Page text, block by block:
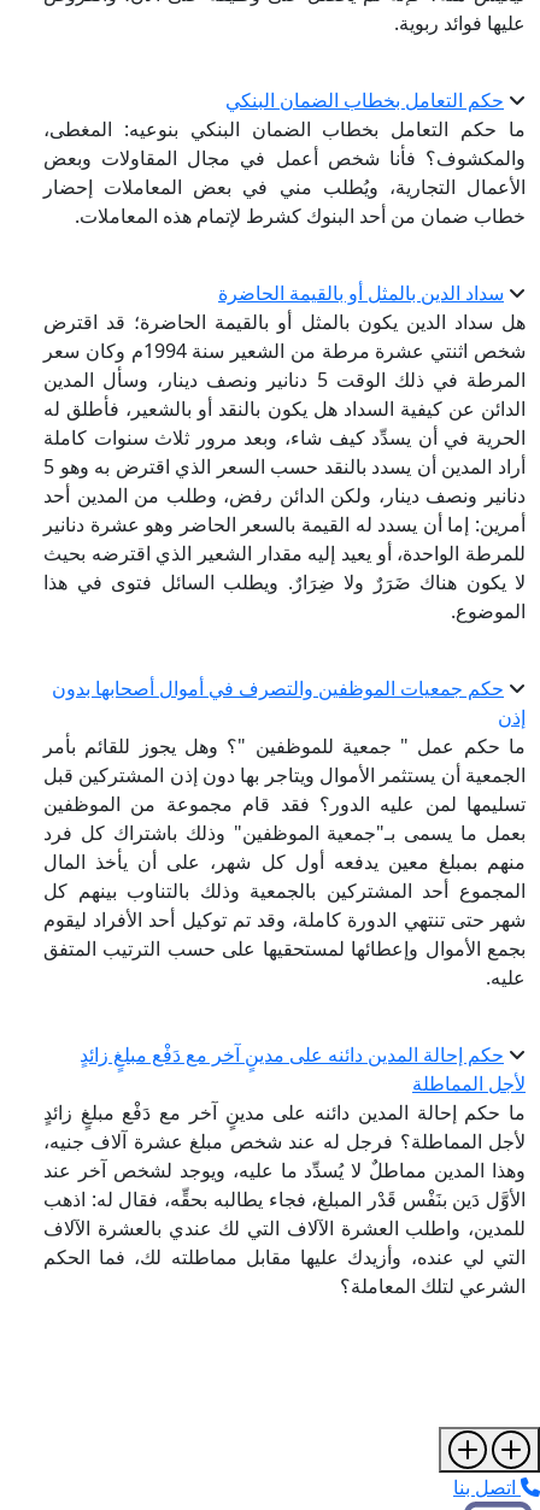
عليها فوائد ربوية.
حكم التعامل بخطاب الضمان البنكي
ما حكم التعامل بخطاب الضمان البنكي بنوعيه: المغطى،
والمكشوف؟ فأنا شخص أعمل في مجال المقاولات وبعض
الأعمال التجارية، ويُطلب مني في بعض المعاملات إحضار
خطاب ضمان من أحد البنوك كشرط لإتمام هذه المعاملات.
سداد الدين بالمثل أو بالقيمة الحاضرة
هل سداد الدين يكون بالمثل أو بالقيمة الحاضرة؛ قد اقترض
شخص اثنتي عشرة مرطة من الشعير سنة 1994م وكان سعر
المرطة في ذلك الوقت 5 دنانير ونصف دينار، وسأل المدين
الدائن عن كيفية السداد هل يكون بالنقد أو بالشعير، فأطلق له
الحرية في أن يسدِّد كيف شاء، وبعد مرور ثلاث سنوات كاملة
أراد المدين أن يسدد بالنقد حسب السعر الذي اقترض به وهو 5
دنانير ونصف دينار، ولكن الدائن رفض، وطلب من المدين أحد
أمرين: إما أن يسدد له القيمة بالسعر الحاضر وهو عشرة دنانير
للمرطة الواحدة، أو يعيد إليه مقدار الشعير الذي اقترضه بحيث
لا يكون هناك ضَرَرٌ ولا ضِرَارٌ. ويطلب السائل فتوى في هذا
الموضوع.
حكم جمعيات الموظفين والتصرف في أموال أصحابها بدون
إذن
ما حكم عمل " جمعية للموظفين "؟ وهل يجوز للقائم بأمر
الجمعية أن يستثمر الأموال ويتاجر بها دون إذن المشتركين قبل
تسليمها لمن عليه الدور؟ فقد قام مجموعة من الموظفين
بعمل ما يسمى بـ"جمعية الموظفين" وذلك باشتراك كل فرد
منهم بمبلغ معين يدفعه أول كل شهر، على أن يأخذ المال
المجموع أحد المشتركين بالجمعية وذلك بالتناوب بينهم كل
شهر حتى تنتهي الدورة كاملة، وقد تم توكيل أحد الأفراد ليقوم
بجمع الأموال وإعطائها لمستحقيها على حسب الترتيب المتفق
عليه.
حكم إحالة المدين دائنه على مدينٍ آخر مع دَفْع مبلغٍ زائدٍ
لأجل المماطلة
ما حكم إحالة المدين دائنه على مدينٍ آخر مع دَفْع مبلغٍ زائدٍ
لأجل المماطلة؟ فرجل له عند شخص مبلغ عشرة آلاف جنيه،
وهذا المدين مماطلٌ لا يُسدِّد ما عليه، ويوجد لشخص آخر عند
الأوَّل دَين بنَفْس قَدْر المبلغ، فجاء يطالبه بحقِّه، فقال له: اذهب
للمدين، واطلب العشرة الآلاف التي لك عندي بالعشرة الآلاف
التي لي عنده، وأزيدك عليها مقابل مماطلته لك، فما الحكم
الشرعي لتلك المعاملة؟
اتصل بنا